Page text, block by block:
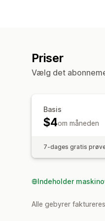
Priser
Vælg det
Basis
$4om måneden
7-dages gratis
Indeholder
Alle gebyrer